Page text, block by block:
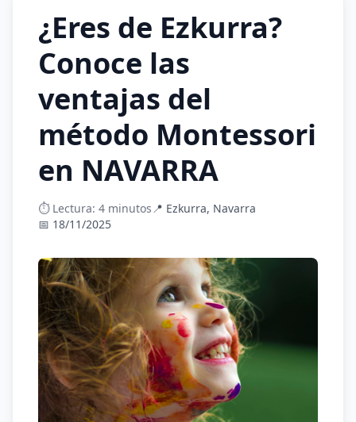
¿Eres de Ezkurra?
Conoce las
ventajas del
método Montessori
en NAVARRA
⏱️ Lectura: 4 minutos📍 Ezkurra, Navarra
📅 18/11/2025